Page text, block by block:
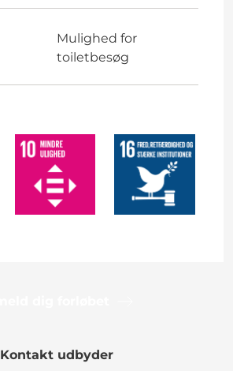
Mulighed for
toiletbesøg
Kontakt udbyder